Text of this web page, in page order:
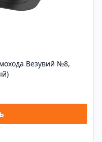
Везувий №8,